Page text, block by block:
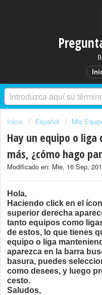
Inicio Español Mis
Hay un equipo o
más, ¿cómo hago
Modificado en: Mie, 16 Sep,
Hola,
Haciendo click en el
superior derecha
tanto equipos como
de estos, lo que tienes
equipo o liga
aparezca en la barra
basura, puedes
como desees, y luego
cesto.
Saludos,